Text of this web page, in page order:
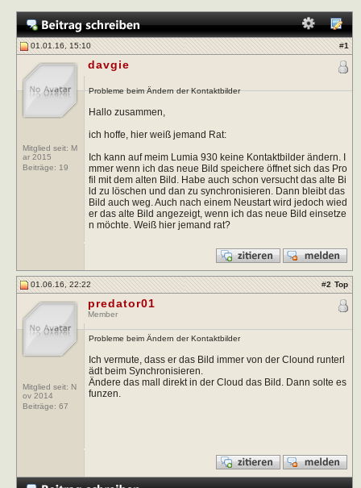
01.01.16, 15:10 #1
Mitglied seit: M
ar 2015
Beiträge: 19
davgie
Probleme beim Ändern der Kontaktbilder
Hallo zusammen,
ich hoffe, hier weiß jemand Rat:
Ich kann auf meim Lumia 930 keine Kontaktbilder ändern. I
mmer wenn ich das neue Bild speichere öffnet sich das Pro
fil mit dem alten Bild. Habe auch schon versucht das alte Bi
ld zu löschen und dan zu synchronisieren. Dann bleibt das
Bild auch weg. Auch nach einem Neustart wird jedoch wied
er das alte Bild angezeigt, wenn ich das neue Bild einsetze
n möchte. Weiß hier jemand rat?
01.06.16, 22:22 #2 Top
Mitglied seit: N
ov 2014
Beiträge: 67
predator01
Member
Probleme beim Ändern der Kontaktbilder
Ich vermute, dass er das Bild immer von der Clound runterl
ädt beim Synchronisieren.
Ändere das mall direkt in der Cloud das Bild. Dann solte es
funzen.